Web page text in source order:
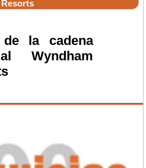
la cadena
Wyndham